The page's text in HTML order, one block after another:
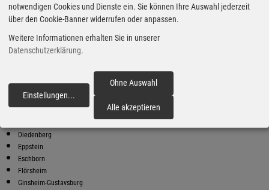
Super E10
Heddingheimer Strasse 22
Preiswerter tanken - finden Sie die günstigsten Benzin und Diesel
Preise in Ihrer Stadt
Diedenberg
Eppstein
Eschborn
Flörsheim
Ginsheim-Gustavsburg
notwendigen Cookies und Dienste ein. Sie können Ihre Auswahl jederzeit
über den Cookie-Banner widerrufen oder anpassen.
Weitere Informationen erhalten Sie in unserer
Datenschutzerklärung.
Einstellungen...
Ohne Auswahl
Alle akzeptieren